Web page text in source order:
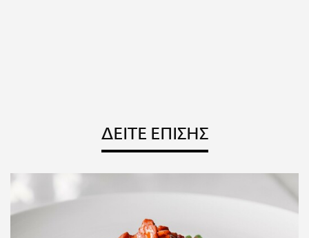
ΔΕΙΤΕ ΕΠΙΣΗΣ